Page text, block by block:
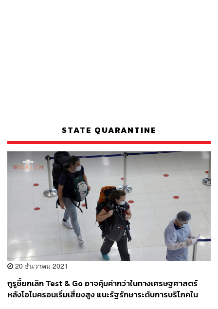
STATE QUARANTINE
20 ธันวาคม 2021
กูรูชี้ยกเลิก Test & Go อาจคุ้มค่ากว่าในทางเศรษฐศาสตร์
หลังโอไมครอนเริ่มเสี่ยงสูง แนะรัฐรักษาระดับการบริโภคใน